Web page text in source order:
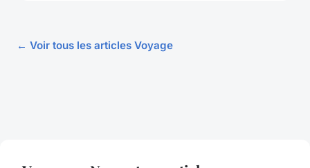
← Voir tous les articles Voyage